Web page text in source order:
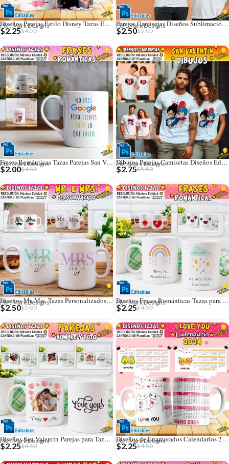
Diseños Parejas Estilo Disney Tazas Editables
Por: Mark Designs
$4.50
$2.25
Parejas Camisetas Diseños Sublimación Editables
Por: Mark Designs
$5.00
$2.50
Frases Románticas Tazas Parejas San Valentín
Por: Mark Designs
$4.00
$2.00
Dibujos Parejas Camisetas Diseños Editables
Por: Mark Designs
$5.50
$2.75
Diseños Mr. Mrs. Tazas Personalizados Editables
Por: Mark Designs
$5.00
$2.50
Diseños Frases Románticas Tazas para San Valentín
Por: Mark Designs
$4.50
$2.25
Diseños San Valentín Parejas para Tazas con Foto
Por: Mark Designs
$4.50
$2.25
Diseños de Enamorados Calendarios 2024 para Tazas
Por: Mark Designs
$4.50
$2.25